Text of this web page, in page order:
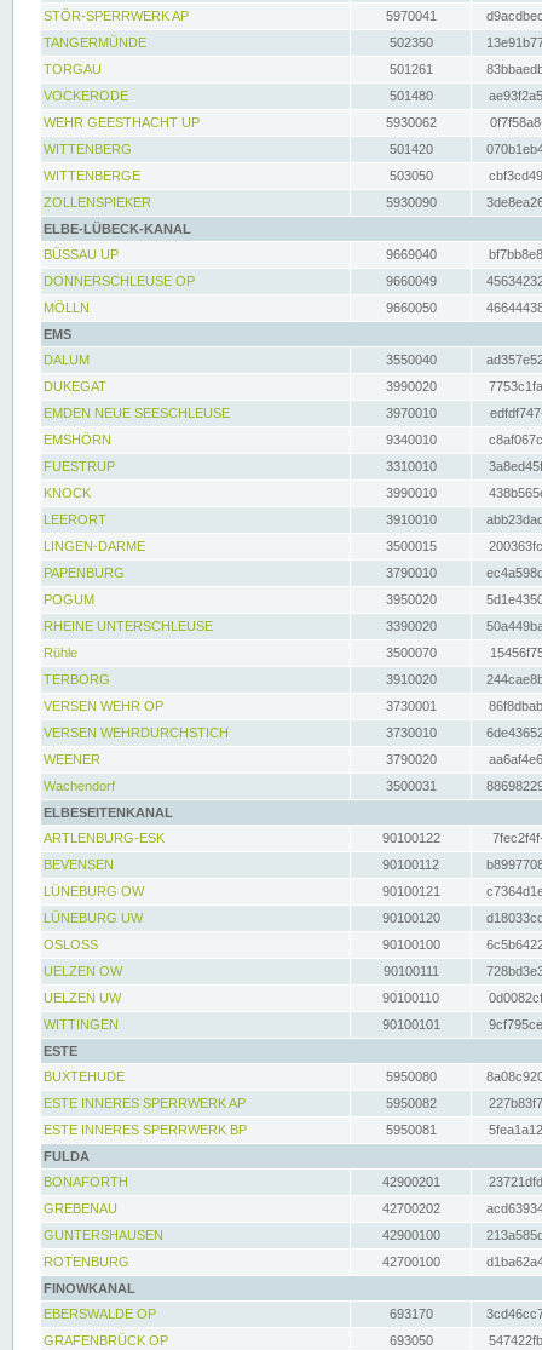
STÖR-SPERRWERK AP 5970041
TANGERMÜNDE
502350
TORGAU
501261
VOCKERODE
501480
WEHR GEESTHACHT UP
5930062
WITTENBERG
501420
WITTENBERGE
503050
ZOLLENSPIEKER
5930090
ELBE-LÜBECK-KANAL
BÜSSAU UP
9669040
DONNERSCHLEUSE OP
9660049
MÖLLN
9660050
EMS
DALUM
3550040
DUKEGAT
3990020
EMDEN NEUE SEESCHLEUSE
3970010
EMSHÖRN
9340010
FUESTRUP
3310010
KNOCK
3990010
LEERORT
3910010
LINGEN-DARME
3500015
PAPENBURG
3790010
POGUM
3950020
RHEINE UNTERSCHLEUSE
3390020
Rühle
3500070
TERBORG
3910020
VERSEN WEHR OP
3730001
VERSEN WEHRDURCHSTICH
3730010
WEENER
3790020
Wachendorf
3500031
ELBESEITENKANAL
ARTLENBURG-ESK
90100122
BEVENSEN
90100112
LÜNEBURG OW
90100121
LÜNEBURG UW
90100120
OSLOSS
90100100
UELZEN OW
90100111
UELZEN UW
90100110
WITTINGEN
90100101
ESTE
BUXTEHUDE
5950080
ESTE INNERES SPERRWERK AP
5950082
ESTE INNERES SPERRWERK BP
5950081
FULDA
BONAFORTH
42900201
GREBENAU
42700202
GUNTERSHAUSEN
42900100
ROTENBURG
42700100
FINOWKANAL
EBERSWALDE OP
693170
GRAFENBRÜCK OP
693050